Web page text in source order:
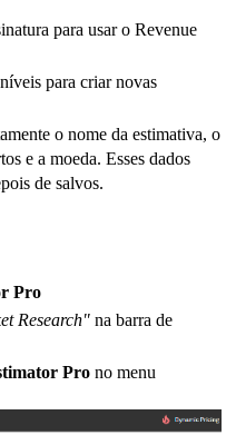
para usar o Revenue
para criar novas
o nome da estimativa, o
endereço, a categoria de quartos e a moeda. Esses dados
de salvos.
Pro
Research" na barra de
Pro no menu